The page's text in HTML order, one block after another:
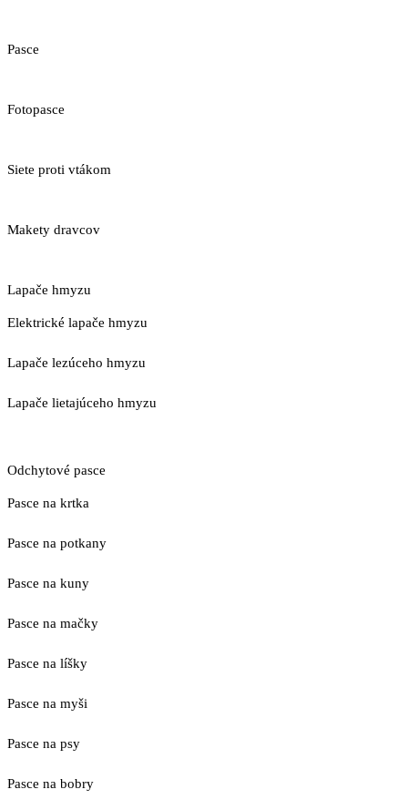
Pasce
Fotopasce
Siete proti vtákom
Makety dravcov
Lapače hmyzu
Elektrické lapače hmyzu
Lapače lezúceho hmyzu
Lapače lietajúceho hmyzu
Odchytové pasce
Pasce na krtka
Pasce na potkany
Pasce na kuny
Pasce na mačky
Pasce na líšky
Pasce na myši
Pasce na psy
Pasce na bobry